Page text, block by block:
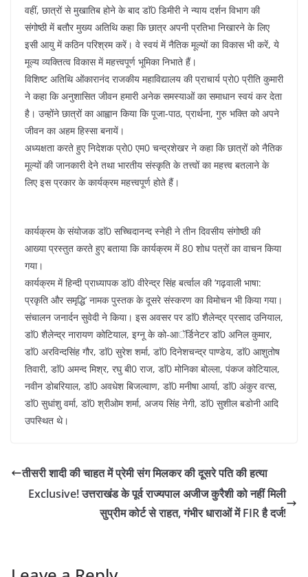
वहीं, छात्रों से मुखातिब होने के बाद डाॅ0 डिमीरी ने न्याय दर्शन विभाग की
संगोष्ठी में बतौर मुख्य अतिथि कहा कि छात्र अपनी प्रतिभा निखारने के लिए
इसी आयु में कठिन परिश्रम करें। वे स्वयं में नैतिक मूल्यों का विकास भी करें, ये
मूल्य व्यक्तित्व विकास में महत्त्वपूर्ण भूमिका निभाते हैं।
विशिष्ट अतिथि ओंकारानंद राजकीय महाविद्यालय की प्राचार्य प्रो0 प्रीति कुमारी
ने कहा कि अनुशासित जीवन हमारी अनेक समस्याओं का समाधान स्वयं कर देता
है। उन्होंने छात्रों का आह्वान किया कि पूजा-पाठ, प्रार्थना, गुरु भक्ति को अपने
जीवन का अहम हिस्सा बनायें।
अध्यक्षता करते हुए निदेशक प्रो0 एम0 चन्द्रशेखर ने कहा कि छात्रों को नैतिक
मूल्यों की जानकारी देने तथा भारतीय संस्कृति के तत्त्वों का महत्त्व बतलाने के
लिए इस प्रकार के कार्यक्रम महत्त्वपूर्ण होते हैं।
कार्यक्रम के संयोजक डाॅ0 सच्चिदानन्द स्नेही ने तीन दिवसीय संगोष्ठी की
आख्या प्रस्तुत करते हुए बताया कि कार्यक्रम में 80 शोध पत्रों का वाचन किया
गया।
कार्यक्रम में हिन्दी प्राध्यापक डाॅ0 वीरेन्द्र सिंह बर्त्वाल की ’गढ़वाली भाषा:
प्रकृति और समृद्धि’ नामक पुस्तक के दूसरे संस्करण का विमोचन भी किया गया।
संचालन जनार्दन सुवेदी ने किया। इस अवसर पर डाॅ0 शैलेन्द्र प्रसाद उनियाल,
डाॅ0 शैलेन्द्र नारायण कोटियाल, इग्नू के को-आॅर्डिनेटर डाॅ0 अनिल कुमार,
डाॅ0 अरविन्दसिंह गौर, डाॅ0 सुरेश शर्मा, डाॅ0 दिनेशचन्द्र पाण्डेय, डाॅ0 आशुतोष
तिवारी, डाॅ0 अमन्द मिश्र, रघु बी0 राज, डाॅ0 मोनिका बोल्ला, पंकज कोटियाल,
नवीन डोबरियाल, डाॅ0 अवधेश बिजल्वाण, डाॅ0 मनीषा आर्या, डाॅ0 अंकुर वत्स,
डाॅ0 सुधांशु वर्मा, डाॅ0 श्रीओम शर्मा, अजय सिंह नेगी, डाॅ0 सुशील बडोनी आदि
उपस्थित थे।
तीसरी शादी की चाहत में प्रेमी संग मिलकर की दूसरे पति की हत्या
Exclusive! उत्तराखंड के पूर्व राज्यपाल अजीज कुरैशी को नहीं मिली
सुप्रीम कोर्ट से राहत, गंभीर धाराओं में FIR है दर्ज!